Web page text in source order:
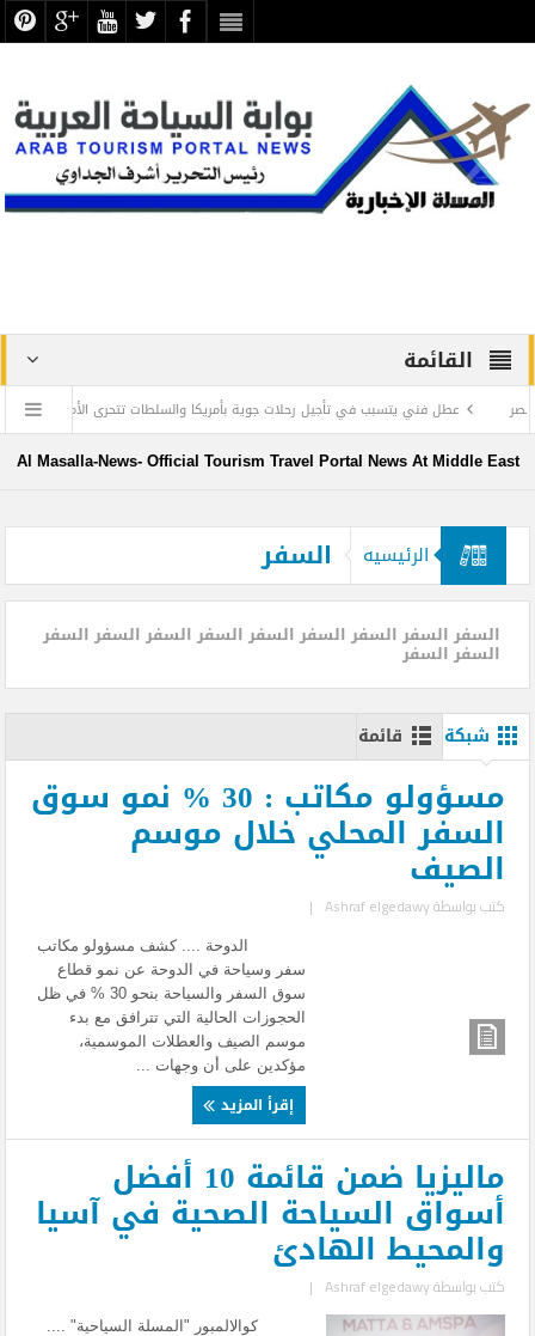
القائمة
يتسبب في تأجيل رحلات جوية بأمريكا والسلطات تتحرى الأمر والأسباب غامضة
بالآثاريين العرب
“كايسيد” : الإعلام شريك أساسي في بناء
Al Masalla-News- Official Tourism Travel Portal News At Middle East
الرئيسيه السفر
السفر السفر السفر السفر السفر السفر السفر السفر السفر
السفر السفر
شبكة قائمة
مسؤولو مكاتب : 30 % نمو سوق
السفر المحلي خلال موسم
الصيف
كتب بواسطةAshraf elgedawy
|
الدوحة .... كشف مسؤولو مكاتب
سفر وسياحة في الدوحة عن نمو قطاع
سوق السفر والسياحة بنحو 30 % في ظل
الحجوزات الحالية التي تترافق مع بدء
موسم الصيف والعطلات الموسمية،
مؤكدين على أن وجهات ...
إقرأ المزيد
ماليزيا ضمن قائمة 10 أفضل
أسواق السياحة الصحية في آسيا
والمحيط الهادئ
كتب بواسطةAshraf elgedawy
|
كوالالمبور "المسلة السياحية" ....